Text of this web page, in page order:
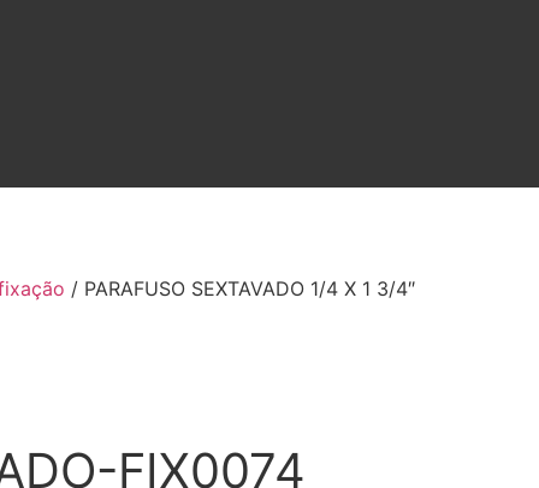
/ PARAFUSO SEXTAVADO 1/4 X 1 3/4″
FIX0074